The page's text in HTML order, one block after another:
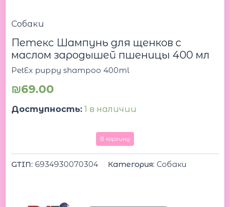
Собаки
Петекс Шампунь для щенков с
маслом зародышей пшеницы 400 мл
PetEx puppy shampoo 400ml
₪69.00
Доступность: 1 в наличии
В корзину
GTIN: 6934930070304 Категория: Собаки